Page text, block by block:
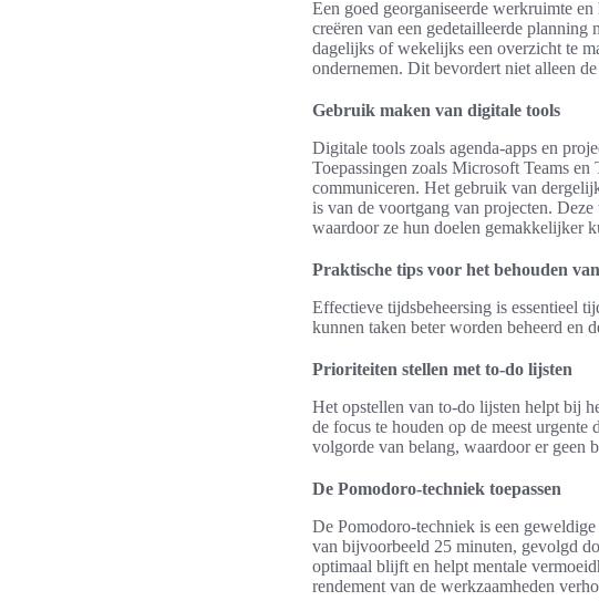
Een goed georganiseerde werkruimte
creëren van een gedetailleerde
dagelijks of wekelijks een overzicht te
ondernemen. Dit bevordert niet alleen
Gebruik maken van digitale tools
Digitale tools zoals agenda-apps en
Toepassingen zoals Microsoft Teams
communiceren. Het gebruik van
is van de voortgang van projecten.
waardoor ze hun doelen gemakkelijker
Praktische tips voor het behouden
Effectieve tijdsbeheersing is essentieel
kunnen taken beter worden beheerd en
Prioriteiten stellen met to-do lijsten
Het opstellen van to-do lijsten helpt bij
de focus te houden op de meest
volgorde van belang, waardoor er geen
De Pomodoro-techniek toepassen
De Pomodoro-techniek is een
van bijvoorbeeld 25 minuten, gevolgd
optimaal blijft en helpt mentale
rendement van de werkzaamheden